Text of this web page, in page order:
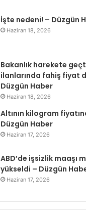
İşte nedeni! – Düzgün
Haziran 18, 2026
Bakanlık harekete
ilanlarında fahiş fiyat
Düzgün Haber
Haziran 18, 2026
Altının kilogram
Düzgün Haber
Haziran 17, 2026
ABD’de işsizlik maaşı
yükseldi – Düzgün
Haziran 17, 2026